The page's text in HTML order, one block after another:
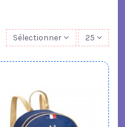
Sélectionner 25